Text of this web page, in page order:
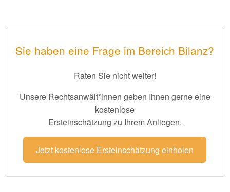
Sie haben eine Frage im Bereich Bilanz?
Raten Sie nicht weiter!
Unsere Rechtsanwält*innen geben Ihnen gerne eine
kostenlose
Ersteinschätzung zu Ihrem Anliegen.
Jetzt kostenlose Ersteinschätzung einholen